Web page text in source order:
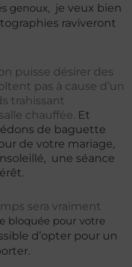
genoux,
je veux bien
raviveront
puisse désirer des
pas à cause d’un
trahissant
chauffée. Et
de baguette
de votre mariage,
une séance
sera vraiment
bloquée pour votre
d’opter pour un